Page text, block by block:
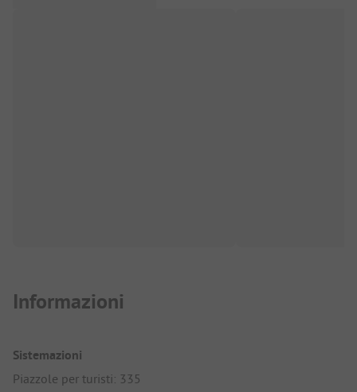
Informazioni
Sistemazioni
Piazzole per turisti: 335